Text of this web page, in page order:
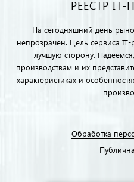
РЕЕСТР
На сегодняшний день
непрозрачен. Цель сервиса IT-
лучшую сторону.
производствам и их
характеристиках и
Обработка